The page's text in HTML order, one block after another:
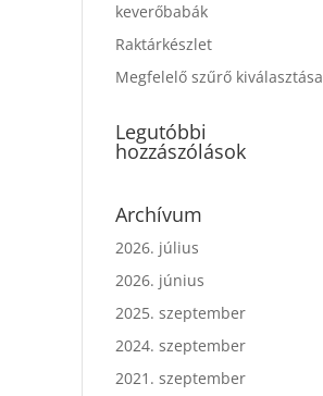
keverőbabák
Raktárkészlet
Megfelelő szűrő kiválasztása
Legutóbbi
hozzászólások
Archívum
2026. július
2026. június
2025. szeptember
2024. szeptember
2021. szeptember